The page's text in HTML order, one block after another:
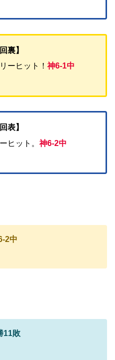
裏】
ーヒット！神6-1中
表】
ヒット。神6-2中
2中
11敗